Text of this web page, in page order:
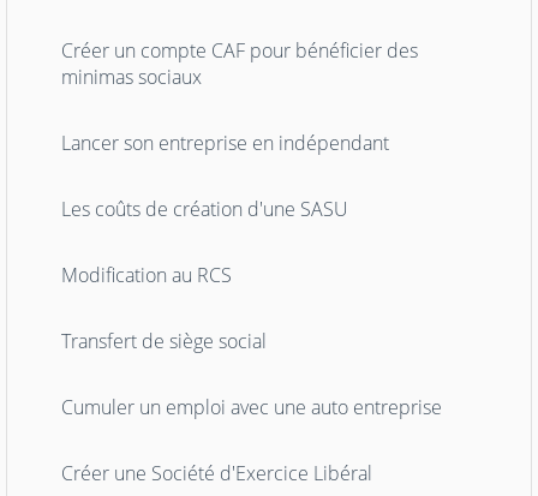
Créer un compte CAF pour bénéficier des
minimas sociaux
Lancer son entreprise en indépendant
Les coûts de création d'une SASU
Modification au RCS
Transfert de siège social
Cumuler un emploi avec une auto entreprise
Créer une Société d'Exercice Libéral